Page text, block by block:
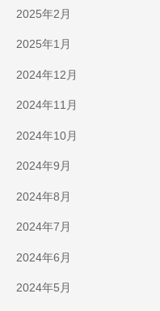
2025年2月
2025年1月
2024年12月
2024年11月
2024年10月
2024年9月
2024年8月
2024年7月
2024年6月
2024年5月